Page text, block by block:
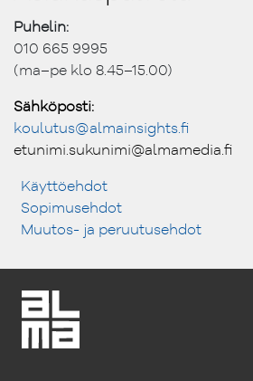
Puhelin:
010 665 9995
(ma–pe klo 8.45–15.00)
Sähköposti:
koulutus@ almainsights.fi
etunimi.sukunimi@almamedia.fi
Käyttöehdot
Sopimusehdot
Muutos- ja peruutusehdot